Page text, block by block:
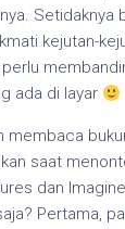
Setidaknya
kejutan-
ada di layar
membaca
saat
dan Imagine
Pertama,